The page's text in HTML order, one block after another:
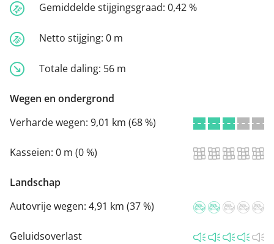
Gemiddelde stijgingsgraad: 0,42 %
Netto stijging: 0 m
Totale daling: 56 m
Wegen en ondergrond
Verharde wegen: 9,01 km (68 %)
Kasseien: 0 m (0 %)
Landschap
Autovrije wegen: 4,91 km (37 %)
Geluidsoverlast